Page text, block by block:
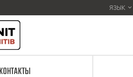
ЯЗЫК
КОНТАКТЫ